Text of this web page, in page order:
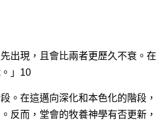
出現，且會比兩者更歷久不衰。在
」10
。在這邁向深化和本色化的階段，
反而，堂會的牧養神學有否更新，